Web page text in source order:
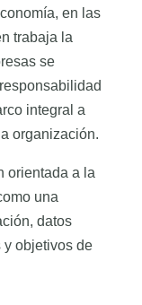
en las
trabaja la
se
integral a
organización.
orientada a la
una
datos
y objetivos de